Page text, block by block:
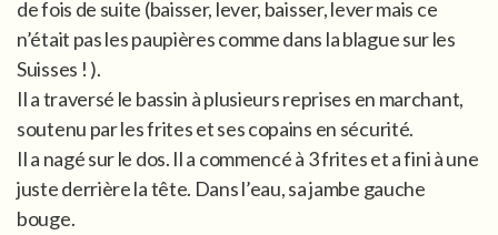
de fois de suite (baisser, lever, baisser, lever mais ce
n’était pas les paupières comme dans la blague sur les
Suisses ! ).
Il a traversé le bassin à plusieurs reprises en marchant,
soutenu par les frites et ses copains en sécurité.
Il a nagé sur le dos. Il a commencé à 3 frites et a fini à une
juste derrière la tête. Dans l’eau, sa jambe gauche
bouge.